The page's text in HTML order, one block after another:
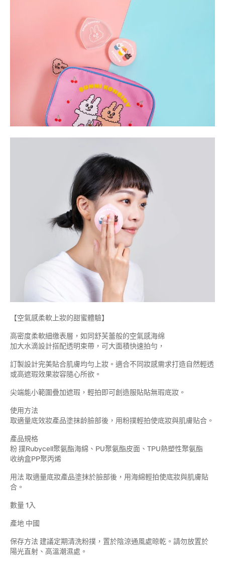
【空氣感柔軟上妝的甜蜜體驗】
高密度柔軟細缴表層，如同舒芙蕾般的空氣感海绵
加大水滴設計搭配透明束帶，可大面積快速拍勻，
訂製設計完美貼合肌膚均勻上妝。適合不同妝感需求打造自然輕透
或高遮瑕效果妝容隨心所欲。
尖端能小範圍疊加遮瑕，輕拍即可創造服貼貼無瑕底妝。
使用方法
取適量底效妝產品塗抹龄臉部後，用粉撲輕拍使底妝與肌膚贴合。
產品規格
粉 撲Rubycell聚氨酯海綿、PU聚氨酯皮面、TPU熱塑性聚氨酯
收纳盒PP聚丙烯
用法 取適量底妝產品塗抹於臉部後，用海綿輕拍使底妝與肌膚貼
合。
數量 1入
產地 中國
保存方法 建議定期清洗粉撲，置於陰涼通風處晾乾。請勿放置於
陽光直射、高溫潮濕處。